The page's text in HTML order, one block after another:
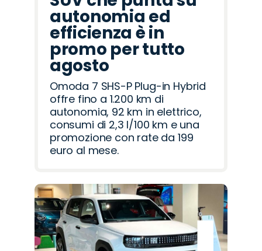
autonomia ed
efficienza è in
promo per tutto
agosto
Omoda 7 SHS-P Plug-in Hybrid
offre fino a 1.200 km di
autonomia, 92 km in elettrico,
consumi di 2,3 l/100 km e una
promozione con rate da 199
euro al mese.